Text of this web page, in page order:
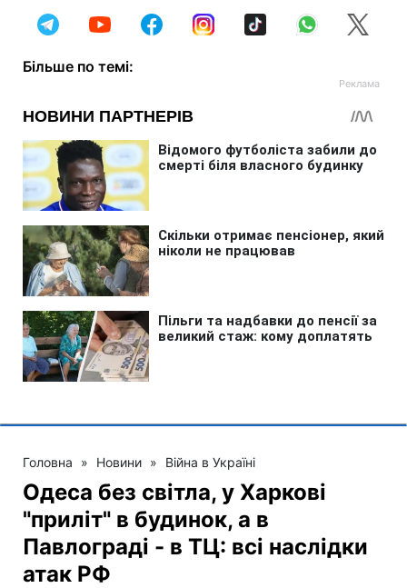
Більше по темі:
Головна » Новини » Війна в Україні
Одеса без світла, у Харкові
"приліт" в будинок, а в
Павлограді - в ТЦ: всі наслідки
атак РФ